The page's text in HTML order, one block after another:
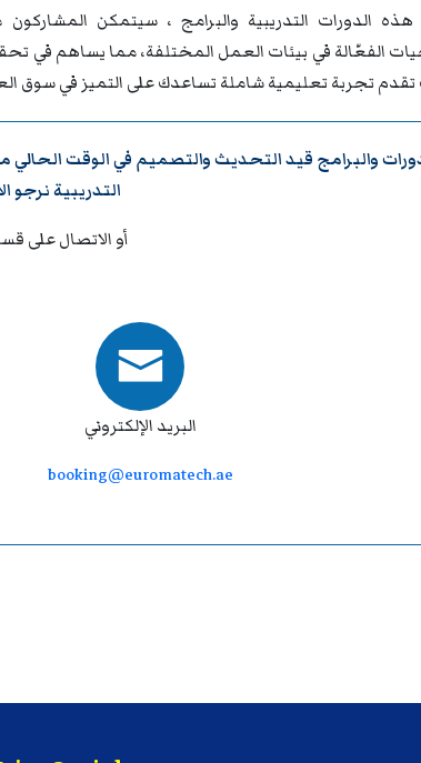
الدورات التدريبية والبرامج ، سيتمكن
الفعّالة في بيئات العمل المختلفة، مما يساهم في
تقدم تجربة تعليمية شاملة تساعدك على التميز في سوق
والبرامج قيد التحديث والتصميم في الوقت الحالي
التدريبية نرجو
أو الاتصال على
البريد الإلكتروني
booking@euromatech.ae